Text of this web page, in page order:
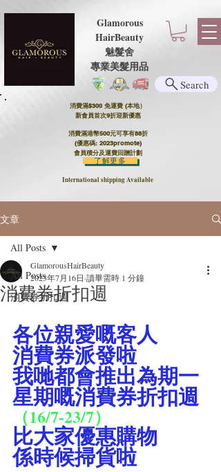
Glamorous
HairBeauty
魅髮舍
​​專業美髮用品
消費滿$300 免運費 (本地）​
新會員首次9折迎新優惠
消費滿港幣500元可享有88折
(優惠碼: 2023promote)
會員積分及運費回贈計劃
International shipping Available
了解更多
Search
文章
All Posts
消費券折扣週
All Posts
消費券折扣週
GlamorousHairBeauty
2023年7月16日 讀畢需時 1 分鐘
各位親愛嘅客人
消費券派發啦
我哋都會推出為期一
星期嘅消費券折扣週
（16/7-23/7）
比大家優惠購物
係時候掃貨啦